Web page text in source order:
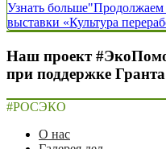
Узнать больше"Продолжаем
выставки «Культура
Наш проект
при поддержке
#РОСЭКО
О нас